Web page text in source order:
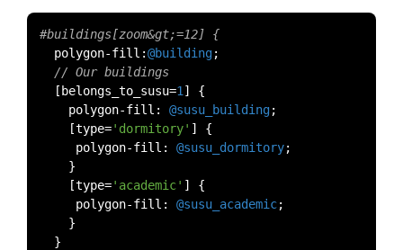
#buildings[zoom&gt;=12] {
  polygon
-fill :@building;
// Our buildings
[ belongs_to_susu=1 ]
{
    polygon
-fill : @susu_building;
[type='dormitory' ]
{
     polygon
-fill : @susu_dormitory;
}
[type='academic' ]
{
     polygon
-fill : @susu_academic;
}
}